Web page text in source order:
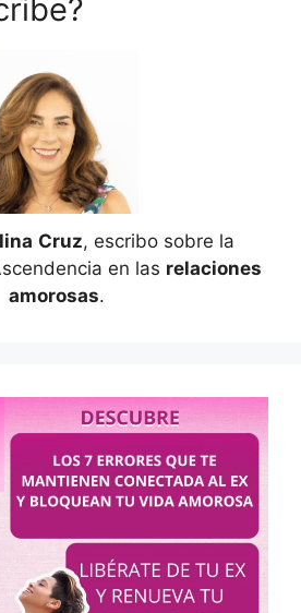
Cruz, escribo sobre la
en las relaciones
amorosas.